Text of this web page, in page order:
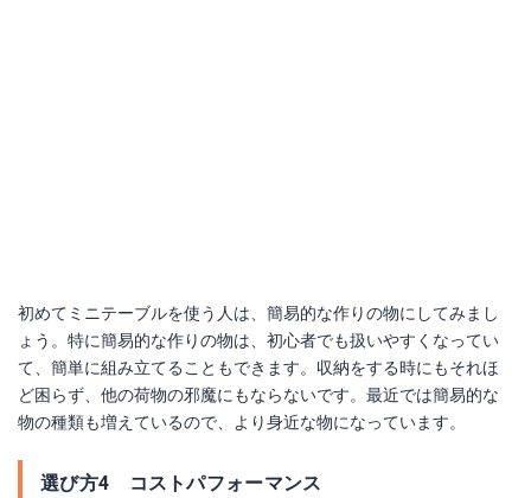
初めてミニテーブルを使う人は、簡易的な作りの物にしてみまし
ょう。特に簡易的な作りの物は、初心者でも扱いやすくなってい
て、簡単に組み立てることもできます。収納をする時にもそれほ
ど困らず、他の荷物の邪魔にもならないです。最近では簡易的な
物の種類も増えているので、より身近な物になっています。
選び方4 コストパフォーマンス